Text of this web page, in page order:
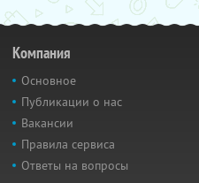
Компания
Основное
Публикации о нас
Вакансии
Правила сервиса
Ответы на вопросы